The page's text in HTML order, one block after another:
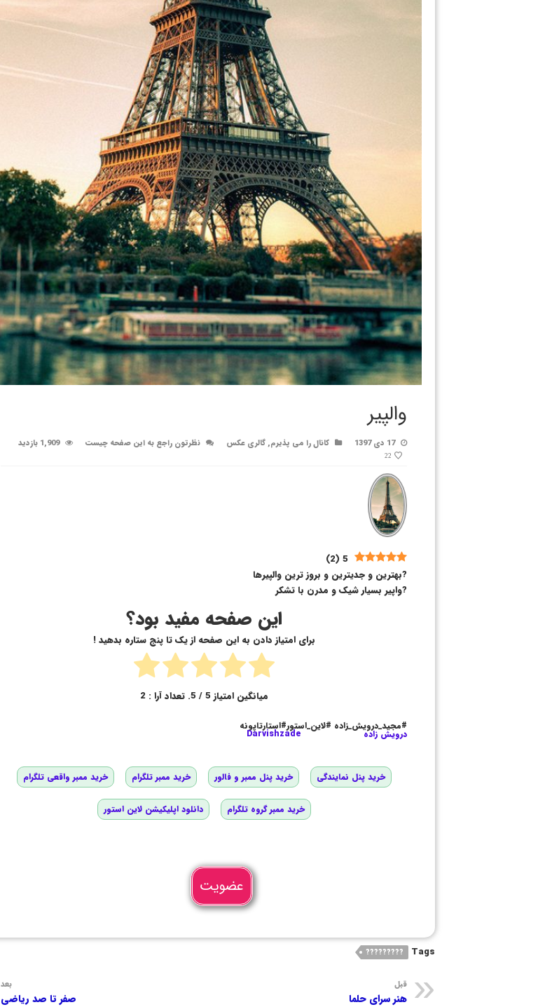
والپیر
17 دی 1397 کانال را می پذیرم,گالری عکس نظرتون راجع به این صفحه چیست 1,909 بازدید
22
5
(
2
)
?بهترین و جدیترین و بروز ترین والپیرها
?واپیر بسیار شیک و مدرن با تشکر
این صفحه مفید بود؟
برای امتیاز دادن به این صفحه از یک تا پنج ستاره بدهید !
میانگین امتیاز 5/ 5. تعداد آرا : 2
#مجید_درویش_زاده #لاین_استور#استارتاپونه
درویش زاده Darvishzade
خرید پنل نمایندگی خرید پنل ممبر و فالور خرید ممبر تلگرام خرید ممبر واقعی تلگرام
خرید ممبر گروه تلگرام دانلود اپلیکیشن لاین استور
عضویت
Tags
?????????
قبل
هنر سرای حلما
بعد
صفر تا صد ریاضی